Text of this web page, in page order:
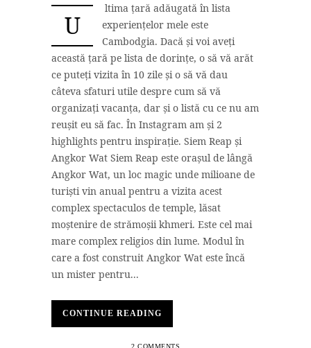
U
ltima țară adăugată în lista
experiențelor mele este
Cambodgia. Dacă și voi aveți
această țară pe lista de dorințe, o să vă arăt
ce puteți vizita în 10 zile și o să vă dau
câteva sfaturi utile despre cum să vă
organizați vacanța, dar și o listă cu ce nu am
reușit eu să fac. În Instagram am și 2
highlights pentru inspirație. Siem Reap și
Angkor Wat Siem Reap este orașul de lângă
Angkor Wat, un loc magic unde milioane de
turiști vin anual pentru a vizita acest
complex spectaculos de temple, lăsat
moștenire de strămoșii khmeri. Este cel mai
mare complex religios din lume. Modul în
care a fost construit Angkor Wat este încă
un mister pentru...
CONTINUE READING
2 COMMENTS